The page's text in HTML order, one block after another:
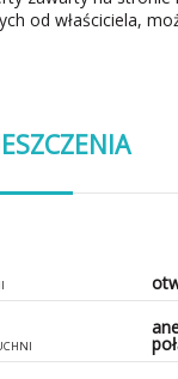
od właściciela,